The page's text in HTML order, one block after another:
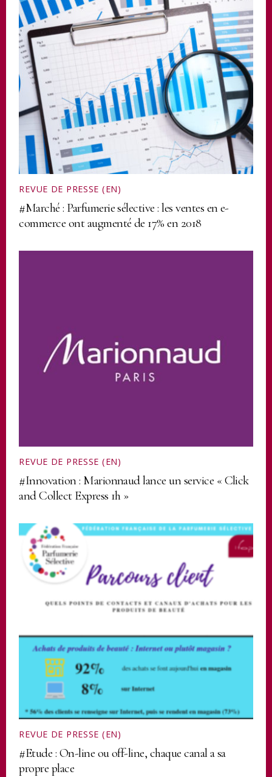
REVUE DE PRESSE (EN)
#Marché : Parfumerie sélective : les ventes en e-
commerce ont augmenté de 17% en 2018
REVUE DE PRESSE (EN)
#Innovation : Marionnaud lance un service « Click
and Collect Express 1h »
REVUE DE PRESSE (EN)
#Etude : On-line ou off-line, chaque canal a sa
propre place